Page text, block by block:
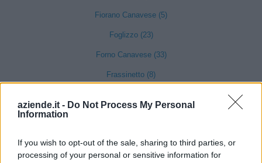
aziende.it - Do Not Process My Personal
Information
If you wish to opt-out of the sale, sharing to third parties, or
processing of your personal or sensitive information for
Fiorano Canavese (5)
Foglizzo (23)
Forno Canavese (33)
Frassinetto (8)
Gassino Torinese (77)